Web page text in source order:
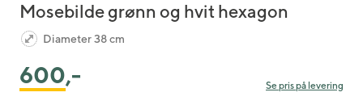
Mosebilde grønn og hvit hexagon
Diameter 38 cm
600,- Se pris på levering